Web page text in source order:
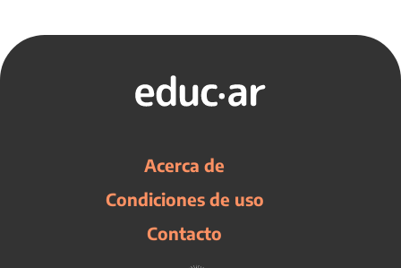
Acerca de
Condiciones de uso
Contacto